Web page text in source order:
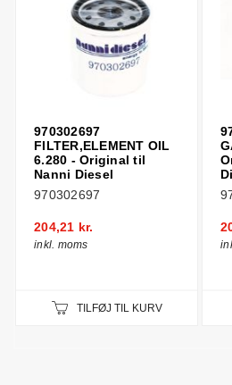
970302697
FILTER,ELEMENT OIL
6.280 - Original til
Nanni Diesel
970302697
204,21 kr.
inkl. moms
TILFØJ TIL KURV